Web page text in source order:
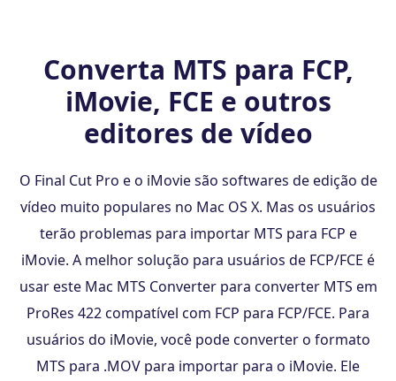
Converta MTS para FCP,
iMovie, FCE e outros
editores de vídeo
O Final Cut Pro e o iMovie são softwares de edição de
vídeo muito populares no Mac OS X. Mas os usuários
terão problemas para importar MTS para FCP e
iMovie. A melhor solução para usuários de FCP/FCE é
usar este Mac MTS Converter para converter MTS em
ProRes 422 compatível com FCP para FCP/FCE. Para
usuários do iMovie, você pode converter o formato
MTS para .MOV para importar para o iMovie. Ele